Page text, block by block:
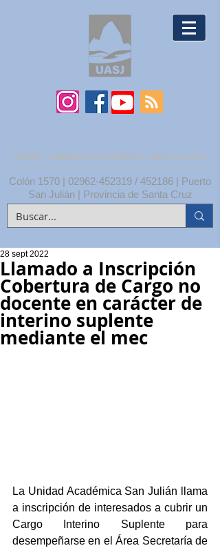
UNPA | UNIDAD ACADÉMICA SAN JULIÁN
Colón 1570 | 02962-452319 / 452186 | Puerto
San Julián | Provincia de Santa Cruz
Llamado a Inscripción
Cobertura de Cargo no
docente en carácter de
interino suplente
mediante el mec
28 sept 2022
La Unidad Académica San Julián llama
a inscripción de interesados a cubrir un
Cargo Interino Suplente para
desempeñarse en el Área Secretaría de